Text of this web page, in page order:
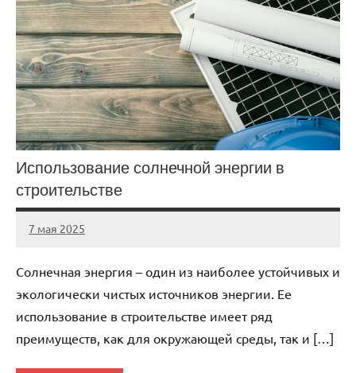
Использование солнечной энергии в
строительстве
7 мая 2025
gorod_stroi_
Нет
Солнечная энергия – один из наиболее устойчивых и
экологически чистых источников энергии. Ее
использование в строительстве имеет ряд
преимуществ, как для окружающей среды, так и […]